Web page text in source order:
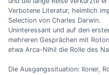
Verbotene Literatur, heimlich
Selection von Charles Darwin.
Uninteressant und auf den
mehreren Gesprächen mit
etwa Arca-Nihil die Rolle des
Die Ausgangssituation: Iloner,